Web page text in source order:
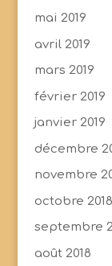
mai 2019
avril 2019
mars 2019
février 2019
janvier 2019
décembre
novembre
octobre 2018
septembre
août 2018